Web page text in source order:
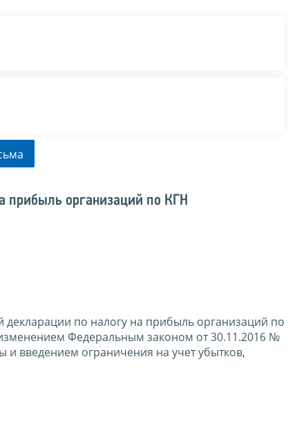
прибыль организаций по КГН
декларации по налогу на прибыль организаций по
Федеральным законом от 30.11.2016 №
введением ограничения на учет убытков,